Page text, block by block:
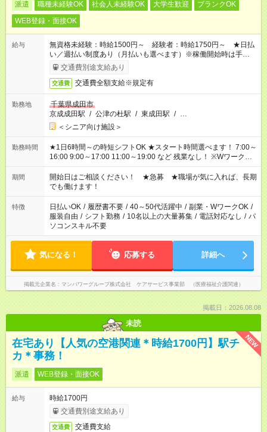
派遣 職種未経験OK 社会人未経験OK 大学生歓迎
ブランクOK
WEB登録・面接OK
給与
無資格未経験：時給1500円～ 経験者：時給1750円～ ★日払
い／週払い制度あり（月払いも選べます）※稼働開始時は手続き
完了次第のお支払いとなります。
交通費別途支給あり
交通費 交通費全額支給※規定有
勤務地
千葉県成田市
京成成田駅 / 公津の杜駅 / 東成田駅 / …
＜シニア向け施設＞
勤務時間
★1日6時間～の時短シフトOK ★スタート時間選べます！ 7:00～
16:00 9:00～17:00 11:00～19:00 など 残業なし！ ※Wワークの
場合、他のお仕事と合わせ週40時間超の就業はご案内できませ
ん ※法令に基づき、週20時間以上勤務は社会保険への加入対象
となります ※労働者派遣法（日雇い派遣の原則禁止）により、
短時間・短期間の就業はご案内が難しい場合があります
期間
開始日はご相談ください！ ★急募 ★職場が気に入れば、長期
でも働けます！
特徴 日払いOK / 履歴書不要 / 40～50代活躍中 / 副業・WワークOK /
服装自由 / シフト勤務 / 10名以上の大量募集 / 電話対応なし / パ
ソコンスキル不要
気になる！ 応募する 詳細へ
掲載元企業名 マンパワーグループ株式会社 ケアサービス事業部 （医療福祉介護関連）
掲載日：2026.08.08
未読
NEW
在宅あり【人気の空港関連＊時給1700円】駅チ
カ＊事務！
派遣 WEB登録・面接OK
給与
時給1700円
交通費別途支給あり
交通費 交通費支給